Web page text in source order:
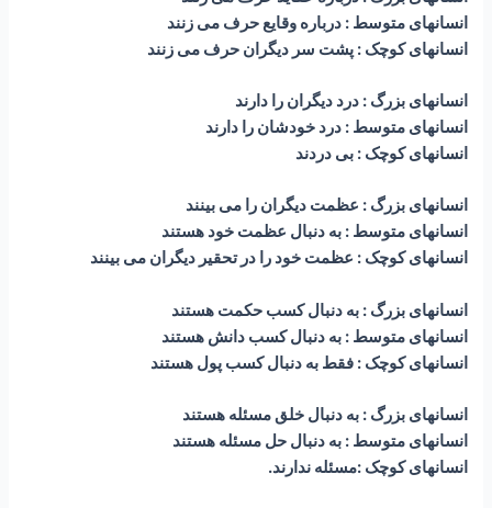
انسانهای متوسط : درباره وقایع حرف می زنند
انسانهای کوچک : پشت سر دیگران حرف می زنند
انسانهای بزرگ : درد دیگران را دارند
انسانهای متوسط : درد خودشان را دارند
انسانهای کوچک : بی دردند
انسانهای بزرگ : عظمت دیگران را می بینند
انسانهای متوسط : به دنبال عظمت خود هستند
انسانهای کوچک : عظمت خود را در تحقیر دیگران می بینند
انسانهای بزرگ : به دنبال کسب حکمت هستند
انسانهای متوسط : به دنبال کسب دانش هستند
انسانهای کوچک : فقط به دنبال کسب پول هستند
انسانهای بزرگ : به دنبال خلق مسئله هستند
انسانهای متوسط : به دنبال حل مسئله هستند
انسانهای کوچک :مسئله ندارند.